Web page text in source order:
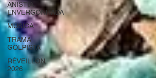
ANISTIA
ENVERGONHADA
MÚSICA
TRAMA
GOLPISTA
RÉVEILLON
2026